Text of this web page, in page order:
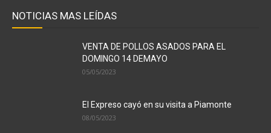
NOTICIAS MAS LEÍDAS
VENTA DE POLLOS ASADOS PARA EL
DOMINGO 14 DEMAYO
05/05/2023
El Expreso cayó en su visita a Piamonte
08/05/2023